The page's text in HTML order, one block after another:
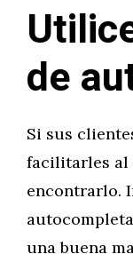
de
Si sus
facilitarles al
encontrarlo.
una buena